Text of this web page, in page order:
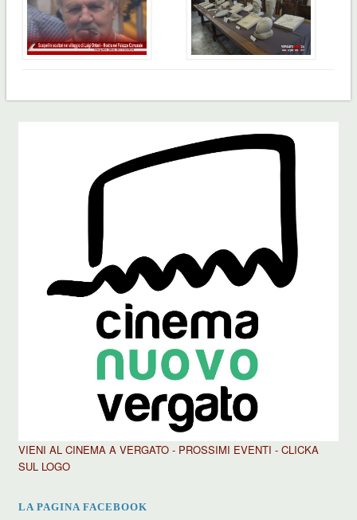
VIENI AL CINEMA A VERGATO - PROSSIMI EVENTI - CLICKA
SUL LOGO
LA PAGINA FACEBOOK